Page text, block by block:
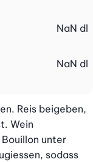
NaN dl
NaN dl
Reis beigeben,
Wein
unter
sodass